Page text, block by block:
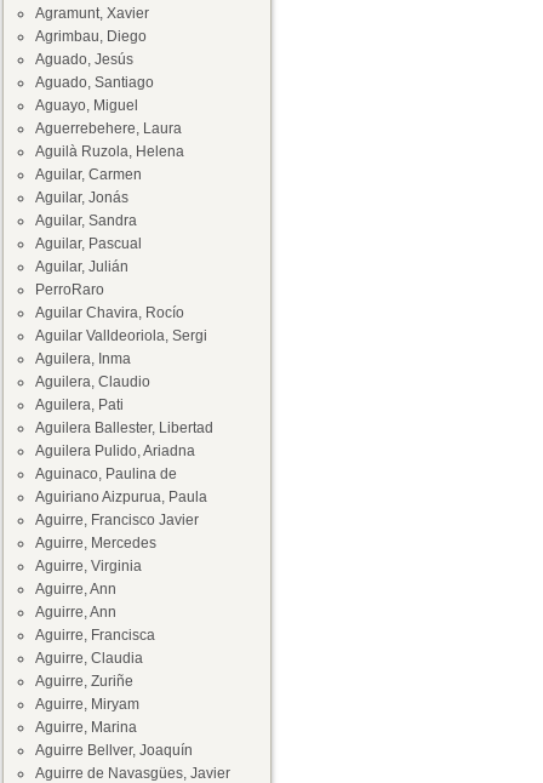
Agramunt, Xavier
Agrimbau, Diego
Aguado, Jesús
Aguado, Santiago
Aguayo, Miguel
Aguerrebehere, Laura
Aguilà Ruzola, Helena
Aguilar, Carmen
Aguilar, Jonás
Aguilar, Sandra
Aguilar, Pascual
Aguilar, Julián
PerroRaro
Aguilar Chavira, Rocío
Aguilar Valldeoriola, Sergi
Aguilera, Inma
Aguilera, Claudio
Aguilera, Pati
Aguilera Ballester, Libertad
Aguilera Pulido, Ariadna
Aguinaco, Paulina de
Aguiriano Aizpurua, Paula
Aguirre, Francisco Javier
Aguirre, Mercedes
Aguirre, Virginia
Aguirre, Ann
Aguirre, Ann
Aguirre, Francisca
Aguirre, Claudia
Aguirre, Zuriñe
Aguirre, Miryam
Aguirre, Marina
Aguirre Bellver, Joaquín
Aguirre de Navasgües, Javier